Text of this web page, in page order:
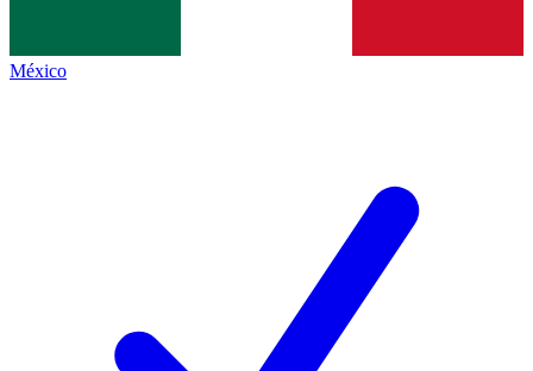
México